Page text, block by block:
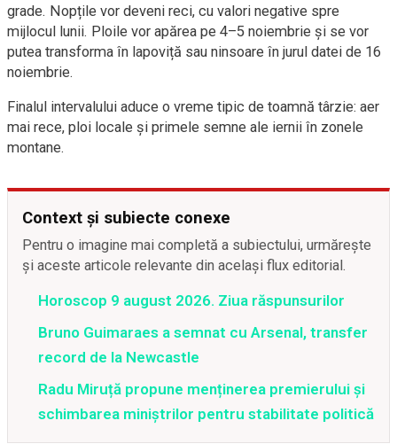
grade. Nopțile vor deveni reci, cu valori negative spre
mijlocul lunii. Ploile vor apărea pe 4–5 noiembrie și se vor
putea transforma în lapoviță sau ninsoare în jurul datei de 16
noiembrie.
Finalul intervalului aduce o vreme tipic de toamnă târzie: aer
mai rece, ploi locale și primele semne ale iernii în zonele
montane.
Context și subiecte conexe
Pentru o imagine mai completă a subiectului, urmărește
și aceste articole relevante din același flux editorial.
Horoscop 9 august 2026. Ziua răspunsurilor
Bruno Guimaraes a semnat cu Arsenal, transfer
record de la Newcastle
Radu Miruță propune menținerea premierului și
schimbarea miniștrilor pentru stabilitate politică